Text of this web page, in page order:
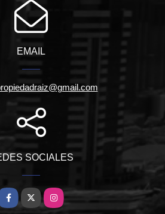
EMAIL
SOCIALES
X Instagram